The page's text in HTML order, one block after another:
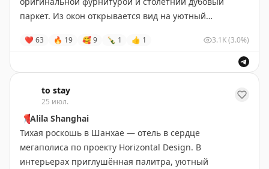
отдыхать, встречать закаты и просто наслаждаться
стараются собрать путешествие так, чтобы оно
запомнилось атмосферой, красивыми местами
проживания и вниманием к деталям. Если Алтай
давно был в вашем списке — рекомендуем
посмотретьпрограмму. Кажется, осень — одно из
лучших времён для первого знакомства с этим
регионом.
паркет. Из окон открывается вид на уютный
питерски.
Санкт-Петербург•#Россия
Забронировать
❤ 63 🔥 19 🥰9 🍾 1 👍 1 3.1K(3.0%)
to stay
25 июл.
📍Alila Shanghai
Тихая роскошь в Шанхае — отель в сердце
мегаполиса по проекту Horizontal Design. В
интерьерах приглушённая палитра, уютный